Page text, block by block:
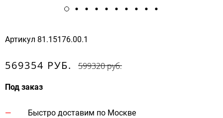
Артикул 81.15176.00.1
569354 РУБ. 599320 руб.
Под заказ
Быстро доставим по Москве